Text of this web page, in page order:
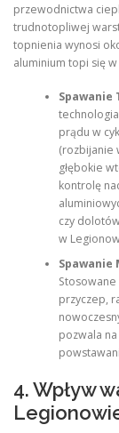
przewodnictwa
trudnotopliwej
topnienia wynosi
aluminium topi się
Spawanie
prądu w
(rozbijanie
głębokie
kontrolę
czy
w
Spawanie
przyczep,
pozwala
4. Wpływ